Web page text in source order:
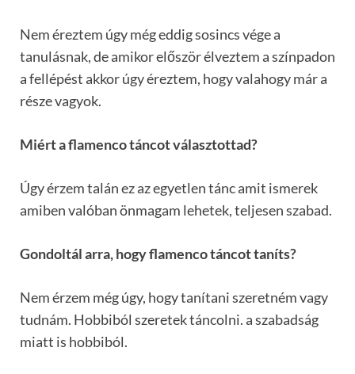
Nem éreztem úgy még eddig sosincs vége a
tanulásnak, de amikor először élveztem a színpadon
a fellépést akkor úgy éreztem, hogy valahogy már a
része vagyok.
Miért a flamenco táncot választottad?
Úgy érzem talán ez az egyetlen tánc amit ismerek
amiben valóban önmagam lehetek, teljesen szabad.
Gondoltál arra, hogy flamenco táncot taníts?
Nem érzem még úgy, hogy tanítani szeretném vagy
tudnám. Hobbiból szeretek táncolni. a szabadság
miatt is hobbiból.